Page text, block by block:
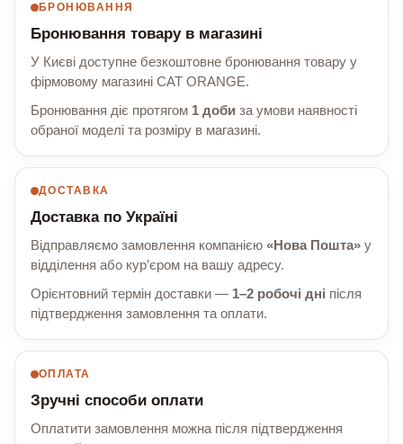
БРОНЮВАННЯ
Бронювання товару в магазині
У Києві доступне безкоштовне бронювання товару у
фірмовому магазині CAT ORANGE.
Бронювання діє протягом 1 доби за умови наявності
обраної моделі та розміру в магазині.
ДОСТАВКА
Доставка по Україні
Відправляємо замовлення компанією «Нова Пошта» у
відділення або кур’єром на вашу адресу.
Орієнтовний термін доставки — 1–2 робочі дні після
підтвердження замовлення та оплати.
ОПЛАТА
Зручні способи оплати
Оплатити замовлення можна після підтвердження